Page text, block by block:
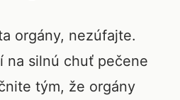
orgány, nezúfajte.
na silnú chuť pečene
tým, že orgány